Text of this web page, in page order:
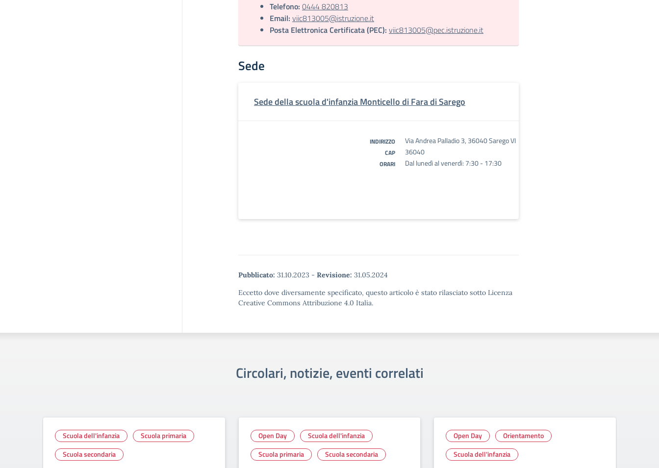
Telefono: 0444 820813
Email: viic813005@istruzione.it
Posta Elettronica Certificata (PEC): viic813005@pec.istruzione.it
Sede
Sede della scuola d'infanzia Monticello di Fara di Sarego
INDIRIZZO Via Andrea Palladio 3, 36040 Sarego VI
CAP 36040
ORARI Dal lunedì al venerdì: 7:30 - 17:30
Pubblicato: 31.10.2023 - Revisione: 31.05.2024
Eccetto dove diversamente specificato, questo articolo è stato rilasciato sotto Licenza
Creative Commons Attribuzione 4.0 Italia.
Circolari, notizie, eventi correlati
Scuola dell'infanzia
Scuola primaria
Scuola secondaria
Open Day
Scuola dell'infanzia
Scuola primaria
Scuola secondaria
Open Day
Orientamento
Scuola dell'infanzia